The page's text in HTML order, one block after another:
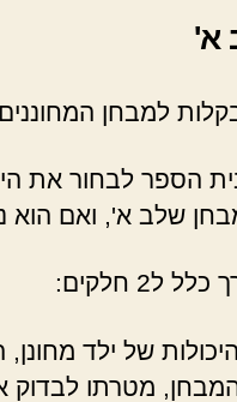
א'
למבחן
הספר לבחור את
שלב א', ואם
חלקים:
של ילד
מטרתו